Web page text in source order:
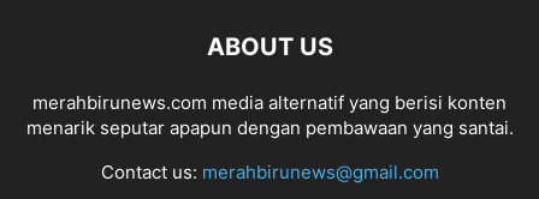
ABOUT US
merahbirunews.com media alternatif yang berisi konten
menarik seputar apapun dengan pembawaan yang santai.
Contact us: merahbirunews@gmail.com